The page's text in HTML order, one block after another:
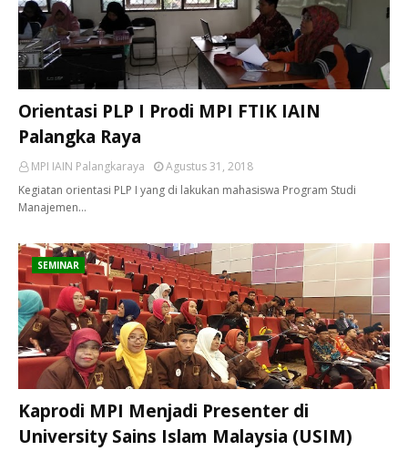
Orientasi PLP I Prodi MPI FTIK IAIN
Palangka Raya
MPI IAIN Palangkaraya
Agustus 31, 2018
Kegiatan orientasi PLP I yang di lakukan mahasiswa Program Studi
Manajemen…
SEMINAR
Kaprodi MPI Menjadi Presenter di
University Sains Islam Malaysia (USIM)